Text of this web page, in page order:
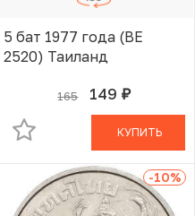
5 бат 1977 года (BE
2520) Таиланд
165 149 руб.
В КОРЗИНЕ
КУПИТЬ
-10%